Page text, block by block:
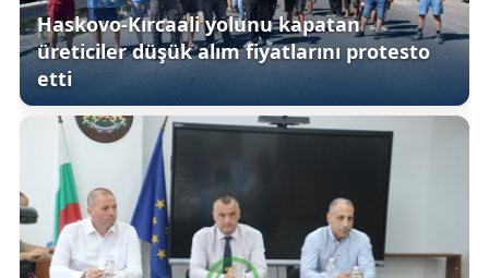
Haskovo-Kırcaali yolunu kapatan
üreticiler düşük alım fiyatlarını protesto
etti